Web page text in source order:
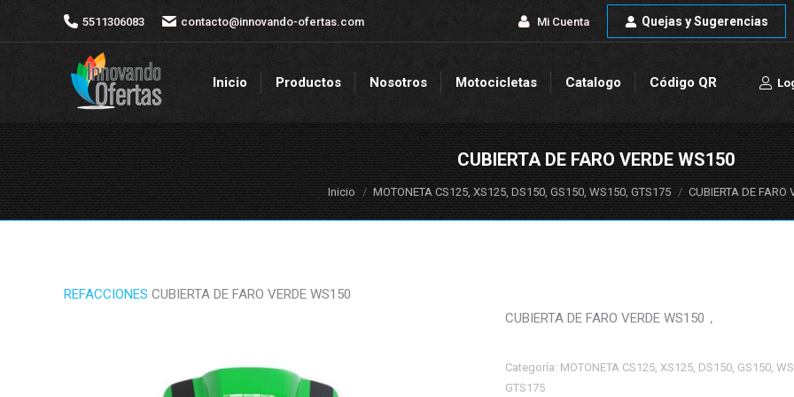
5511306083 contacto@innovando-ofertas.com Mi Cuenta Quejas y Sugerencias
Inicio Productos Nosotros Motocicletas Catalogo Código QR
CUBIERTA DE FARO VERDE WS150
Estás aquí:
Inicio MOTONETA CS125, XS125, DS150, GS150, WS150, GTS175 CUBIERTA DE FARO
REFACCIONES CUBIERTA DE FARO VERDE WS150
CUBIERTA DE FARO VERDE WS150，
Categoría: MOTONETA CS125, XS125, DS150, GS150,
GTS175
5511306083 contacto@innovando-ofertas.com Mi Cuenta Quejas y Sugerencias
Inicio Productos Nosotros Motocicletas Catalogo Código QR